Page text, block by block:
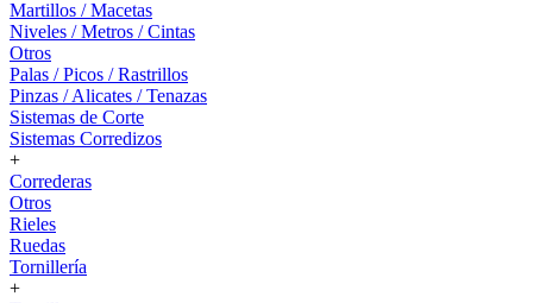
Martillos / Macetas
Niveles / Metros / Cintas
Otros
Palas / Picos / Rastrillos
Pinzas / Alicates / Tenazas
Sistemas de Corte
Sistemas Corredizos
+
Correderas
Otros
Rieles
Ruedas
Tornillería
+